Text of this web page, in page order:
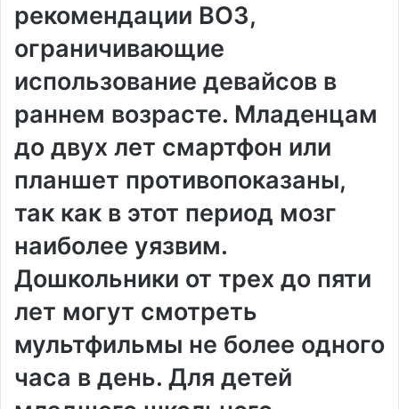
рекомендации ВОЗ,
ограничивающие
использование девайсов в
раннем возрасте. Младенцам
до двух лет смартфон или
планшет противопоказаны,
так как в этот период мозг
наиболее уязвим.
Дошкольники от трех до пяти
лет могут смотреть
мультфильмы не более одного
часа в день. Для детей